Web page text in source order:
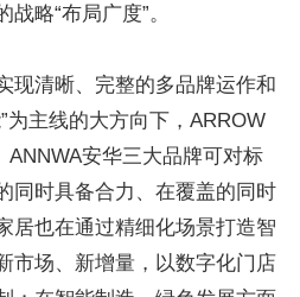
略“布局广度”。
现清晰、完整的多品牌运作和
为主线的大方向下，ARROW
ANNWA安华三大品牌可对标
同时具备合力、在覆盖的同时
居也在通过精细化场景打造智
市场、新增量，以数字化门店